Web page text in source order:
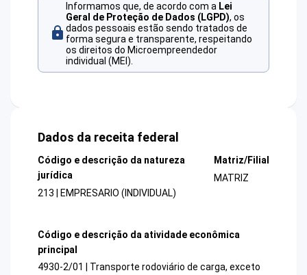
Informamos que, de acordo com a Lei
Geral de Proteção de Dados (LGPD), os
dados pessoais estão sendo tratados de
forma segura e transparente, respeitando
os direitos do Microempreendedor
individual (MEI).
Dados da receita federal
Código e descrição da natureza
jurídica
213 | EMPRESARIO (INDIVIDUAL)
Matriz/Filial
MATRIZ
Código e descrição da atividade econômica
principal
4930-2/01 | Transporte rodoviário de carga, exceto